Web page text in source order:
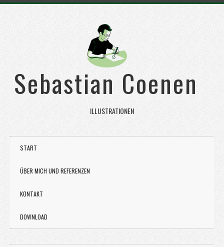
Sebastian Coenen
ILLUSTRATIONEN
START
ÜBER MICH UND REFERENZEN
KONTAKT
DOWNLOAD